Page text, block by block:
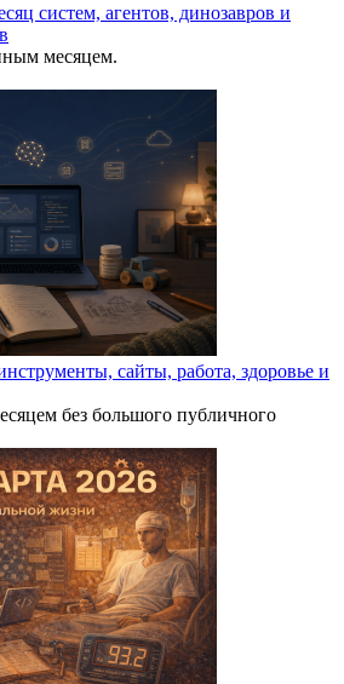
систем, агентов, динозавров и
месяцем.
сайты, работа, здоровье и
без большого публичного